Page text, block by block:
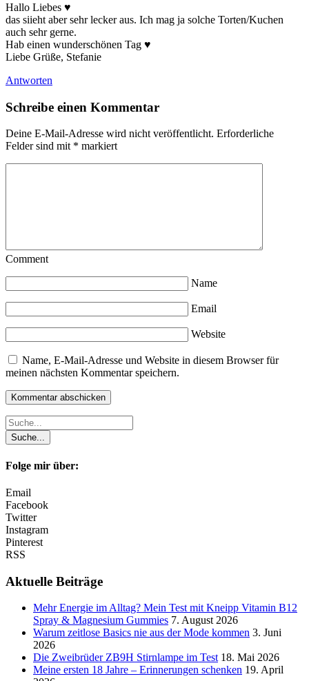
Hallo Liebes ♥
das siieht aber sehr lecker aus. Ich mag ja solche Torten/Kuchen
auch sehr gerne.
Hab einen wunderschönen Tag ♥
Liebe Grüße, Stefanie
Antworten
Schreibe einen Kommentar
Deine E-Mail-Adresse wird nicht veröffentlicht. Erforderliche
Felder sind mit * markiert
Comment
Name
Email
Website
Name, E-Mail-Adresse und Website in diesem Browser für
meinen nächsten Kommentar speichern.
Folge mir über:
Email
Facebook
Twitter
Instagram
Pinterest
RSS
Aktuelle Beiträge
Mehr Energie im Alltag? Mein Test mit Kneipp Vitamin B12
Spray & Magnesium Gummies 7. August 2026
Warum zeitlose Basics nie aus der Mode kommen 3. Juni
2026
Die Zweibrüder ZB9H Stirnlampe im Test 18. Mai 2026
Meine ersten 18 Jahre – Erinnerungen schenken 19. April